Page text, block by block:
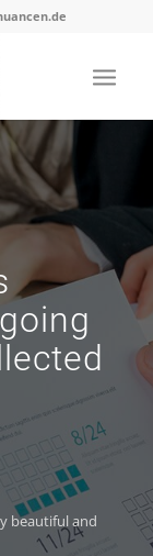
beautiful and